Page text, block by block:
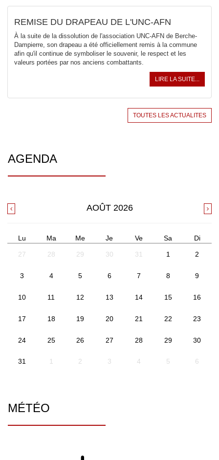
REMISE DU DRAPEAU DE L'UNC-AFN
À la suite de la dissolution de l'association UNC-AFN de Berche-
Dampierre, son drapeau a été officiellement remis à la commune
afin qu'il continue de symboliser le souvenir, le respect et les
valeurs portées par nos anciens combattants.
LIRE LA SUITE...
TOUTES LES ACTUALITES
AGENDA
AOÛT 2026
Lu Ma Me Je Ve Sa Di
27 28 29 30 31 1 2
3 4 5 6 7 8 9
10 11 12 13 14 15 16
17 18 19 20 21 22 23
24 25 26 27 28 29 30
31 1 2 3 4 5 6
MÉTÉO